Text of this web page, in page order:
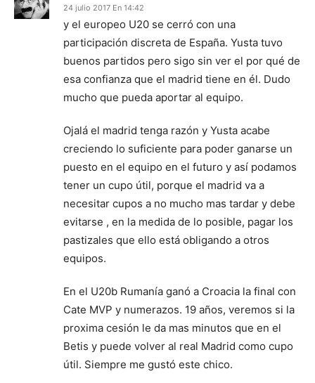
24 julio 2017 En 14:42
y el europeo U20 se cerró con una
participación discreta de España. Yusta tuvo
buenos partidos pero sigo sin ver el por qué de
esa confianza que el madrid tiene en él. Dudo
mucho que pueda aportar al equipo.
Ojalá el madrid tenga razón y Yusta acabe
creciendo lo suficiente para poder ganarse un
puesto en el equipo en el futuro y así podamos
tener un cupo útil, porque el madrid va a
necesitar cupos a no mucho mas tardar y debe
evitarse , en la medida de lo posible, pagar los
pastizales que ello está obligando a otros
equipos.
En el U20b Rumanía ganó a Croacia la final con
Cate MVP y numerazos. 19 años, veremos si la
proxima cesión le da mas minutos que en el
Betis y puede volver al real Madrid como cupo
útil. Siempre me gustó este chico.